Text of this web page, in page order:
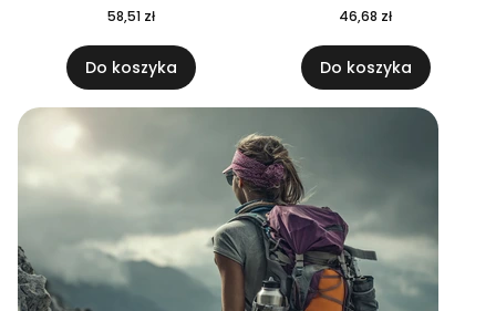
58,51 zł
Do koszyka
46,68 zł
Do koszyka